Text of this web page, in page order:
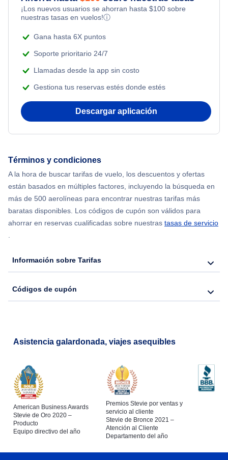
Flights Under $99
Flights Under $199
Flights from Nueva York to Estanbul
Flights from Nueva York to Atenas
Flights from Shanghai to Nueva York
Flights from Delhi to Nueva York
Flights from Chicago to Delhi
Flights from Nueva York to Hong Kong
Flights from Nueva York to Lisboa
Honeymoon Vacations
Romantic Vacations
Adventure Vacations
¡Los nuevos usuarios se ahorran hasta $100 sobre
nuestras tasas en vuelos!ⓘ
Gana hasta 6X puntos
Soporte prioritario 24/7
Llamadas desde la app sin costo
Gestiona tus reservas estés donde estés
Descargar aplicación
Términos y condiciones
A la hora de buscar tarifas de vuelo, los descuentos y ofertas
están basados en múltiples factores, incluyendo la búsqueda en
más de 500 aerolíneas para encontrar nuestras tarifas más
baratas disponibles. Los códigos de cupón son válidos para
ahorrar en reservas cualificadas sobre nuestras tasas de servicio
.
Información sobre Tarifas
Códigos de cupón
Asistencia galardonada, viajes asequibles
American Business Awards
Stevie de Oro 2020 –
Producto
Equipo directivo del año
Premios Stevie por ventas y
servicio al cliente
Stevie de Bronce 2021 –
Atención al Cliente
Departamento del año